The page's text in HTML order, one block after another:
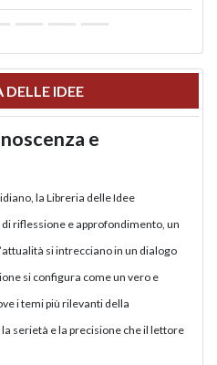
DELLE IDEE
e
la Libreria delle Idee
riflessione e approfondimento, un
si intrecciano in un dialogo
si configura come un vero e
i temi più rilevanti della
serietà e la precisione che il lettore